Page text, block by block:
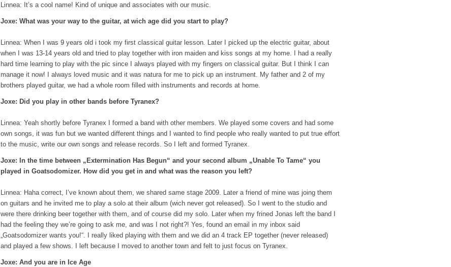
Linnea: It’s a cool name! Kind of unique and associates with our music.
Joxe: What was your way to the guitar, at wich age did you start to play?
Linnea: When I was 9 years old i took my first classical guitar lesson. Later I picked up the electric guitar, about
when I was 13-14 years old and tried to play together with iron maiden and kiss songs at my home. I had a really
hard time learning to play with the pic since I always played with my fingers on classical guitar. But I think I can
manage it now! I always loved music and it was natura for me to pick up an instrument. My father and 2 of my
brothers played guitar, we had a whole room filled with instruments and records at home.
Joxe: Did you play in other bands before Tyranex?
Linnea: Yeah shortly before Tyranex I formed a band with other members. We played some covers and had some
own songs, it was fun but we wanted different things and I wanted to find people who really wanted to put true effort
to the music, write our own songs and release records. So I left and formed Tyranex.
Joxe: In the time between „Extermination Has Begun“ and your second album „Unable To Tame“ you
played in Goatsodomizer. How did you get in and what was the reason you left?
Linnea: Haha correct, I’ve known about them, we shared same stage 2009. Later a friend of mine was joing them
on guitars and he invited me to play a solo at their album (wich never got released). So I went to the studio and
were there drinking beer together with them, and of course did my solo. Later when my frined Jonas left the band I
had the feeling they we’re going to ask me, and was I not right?! Yes, found an email in my inbox said
„Goatsodomizer wants you!“. I really liked playing with them and we did an 4 track EP together (never released)
and played a few shows. I left because I moved to another town and felt to just focus on Tyranex.
Joxe: And you are in Ice Age